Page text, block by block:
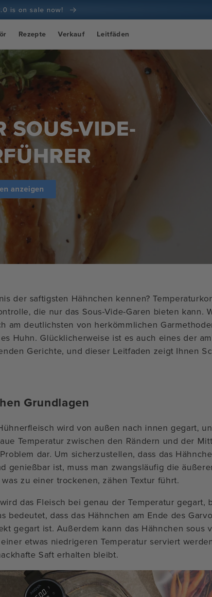
is on sale now!
Tendenz steigend
Rezepte Verkauf Leitfäden
SOUS-VIDE-
anzeigen
der saftigsten Hähnchen kennen?
die nur das Sous-Vide-Garen bieten kann.
am deutlichsten von herkömmlichen
Huhn. Glücklicherweise ist es auch eines der am
Gerichte, und dieser Leitfaden zeigt Ihnen
Grundlagen
wird von außen nach innen gegart,
Temperatur zwischen den Rändern und der
dar. Um sicherzustellen, dass das
genießbar ist, muss man zwangsläufig die
zu einer trockenen, zähen Textur führt.
das Fleisch bei genau der Temperatur gegart,
bedeutet, dass das Hähnchen am Ende des
gegart ist. Außerdem kann das Hähnchen sous
etwas niedrigeren Temperatur serviert
Saft erhalten bleibt.